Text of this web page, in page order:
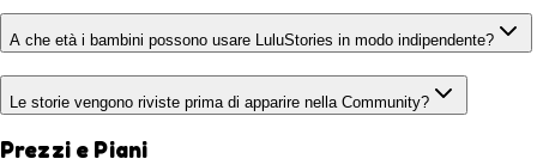
A che età i bambini possono usare LuluStories in modo indipendente?
Le storie vengono riviste prima di apparire nella Community?
Prezzi e Piani